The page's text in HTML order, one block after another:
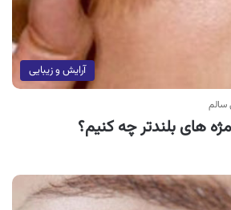
آرایش و زیبایی
سالم
های بلندتر چه کنیم؟